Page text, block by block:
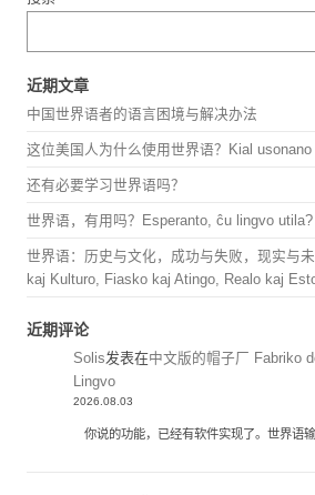
近期文章
中国世界语者的语言困境与解决办法
这位美国人为什么使用世界语？Kial
还有必要学习世界语吗？
世界语，有用吗？Esperanto, ĉu lingvo utila?
世界语：历史与文化，成功与失败，现实与
kaj Kulturo, Fiasko kaj Atingo, Realo kaj
近期评论
Solis发表在中文版的帽子厂 Fabriko
Lingvo
2026.08.03
你说的功能，已经有软件实现了。世界语